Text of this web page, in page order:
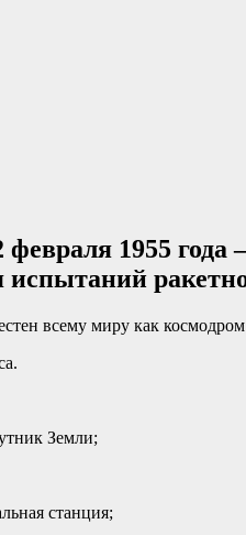
февраля 1955
испытаний
всему миру как
Земли;
станция;